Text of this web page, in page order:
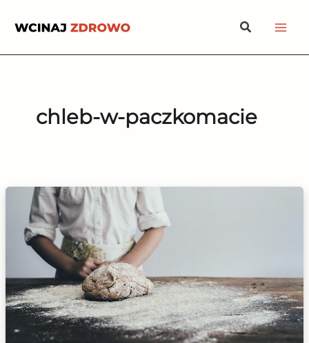
Szukaj
chleb-w-paczkomacie